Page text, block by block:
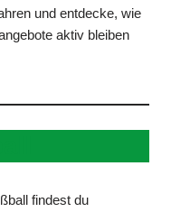
und entdecke, wie
aktiv bleiben
findest du